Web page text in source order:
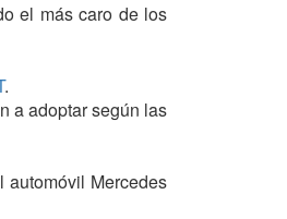
el más caro de los
.
a adoptar según las
Mercedes